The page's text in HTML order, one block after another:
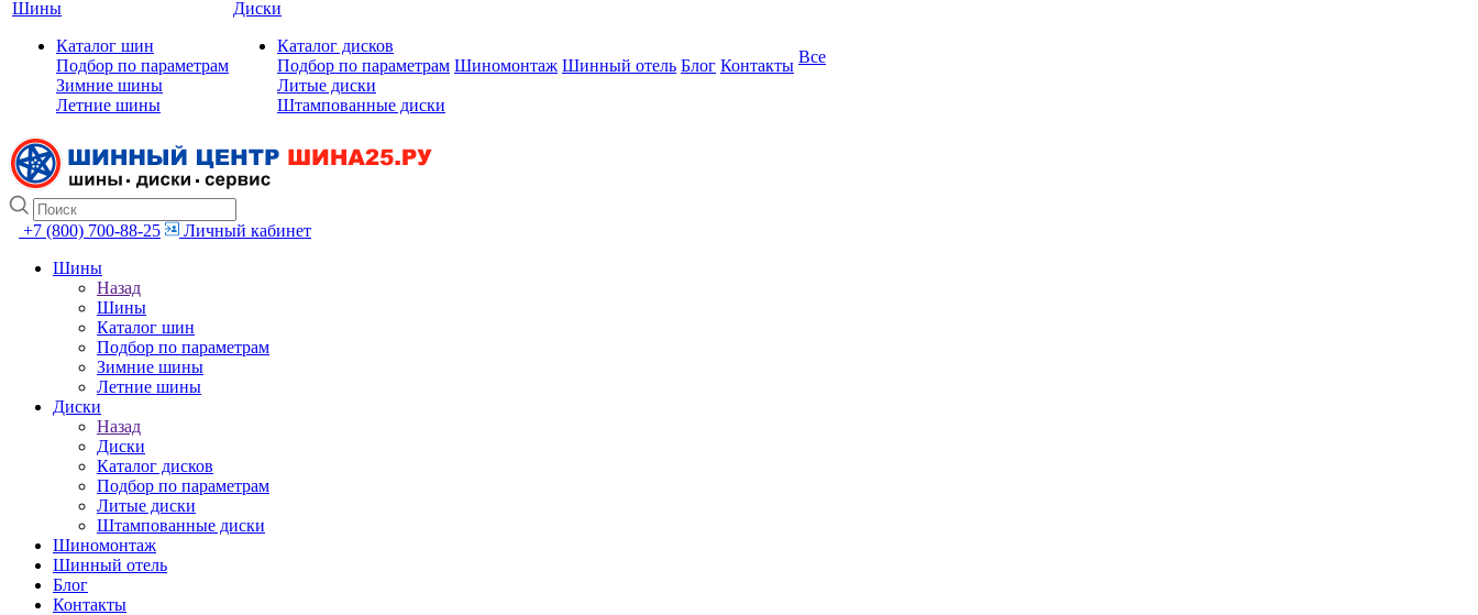
Шины
Каталог шин
Подбор по параметрам
Зимние шины
Летние шины
Диски
Каталог дисков
Подбор по параметрам
Литые диски
Штампованные диски
Шиномонтаж Шинный отель Блог Контакты Все
+7 (800) 700-88-25
Личный кабинет
Шины
Назад
Шины
Каталог шин
Подбор по параметрам
Зимние шины
Летние шины
Диски
Назад
Диски
Каталог дисков
Подбор по параметрам
Литые диски
Штампованные диски
Шиномонтаж
Шинный отель
Блог
Контакты